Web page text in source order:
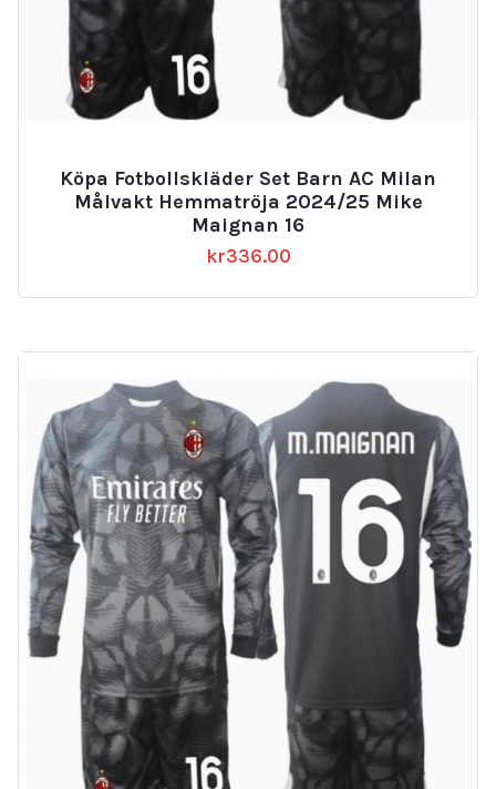
Köpa Fotbollskläder Set Barn AC Milan
Målvakt Hemmatröja 2024/25 Mike
Maignan 16
kr336.00